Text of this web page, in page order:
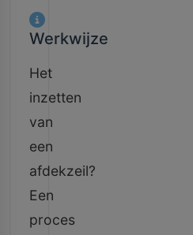
Werkwijze
Het
inzetten
van
een
afdekzeil?
Een
proces